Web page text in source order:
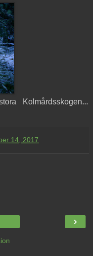
Kolmårdsskogen...
14, 2017
›